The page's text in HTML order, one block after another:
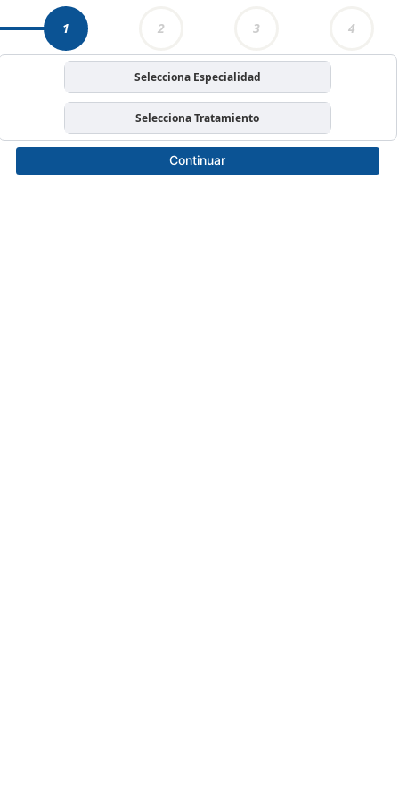
1 2 3 4
Selecciona Especialidad
Selecciona Tratamiento
Continuar